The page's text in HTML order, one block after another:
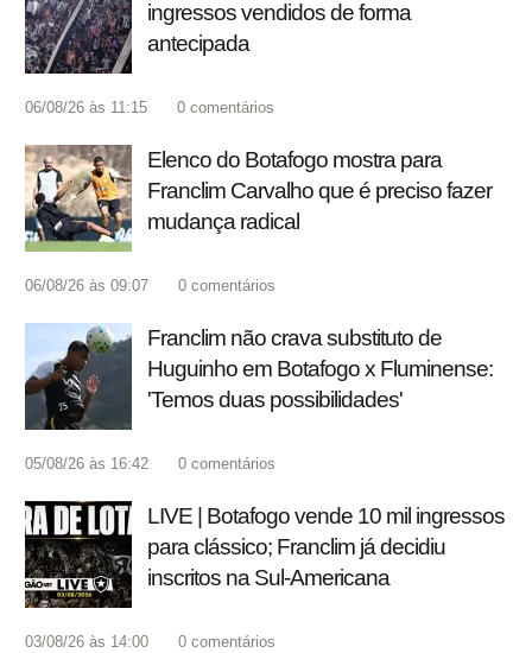
ingressos vendidos de forma
antecipada
06/08/26 às 11:15 0 comentários
Elenco do Botafogo mostra para
Franclim Carvalho que é preciso fazer
mudança radical
06/08/26 às 09:07 0 comentários
Franclim não crava substituto de
Huguinho em Botafogo x Fluminense:
'Temos duas possibilidades'
05/08/26 às 16:42 0 comentários
LIVE | Botafogo vende 10 mil ingressos
para clássico; Franclim já decidiu
inscritos na Sul-Americana
03/08/26 às 14:00 0 comentários